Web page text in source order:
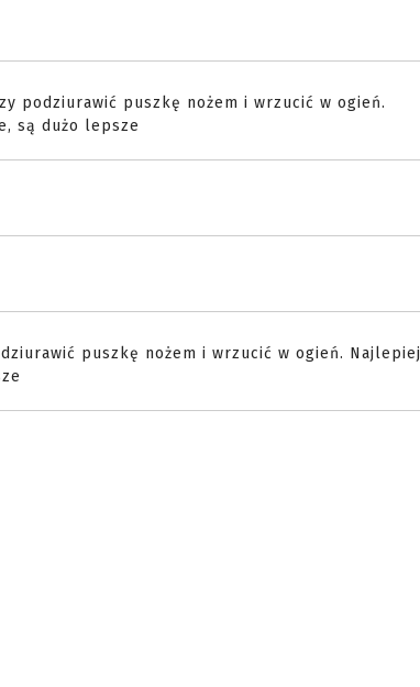
podziurawić puszkę nożem i wrzucić w ogień.
są dużo lepsze
puszkę nożem i wrzucić w ogień. Najlepiej